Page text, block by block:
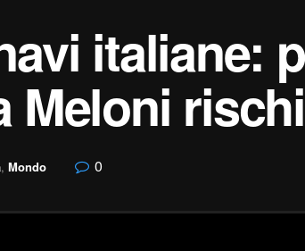
italiane:
, Mondo 0